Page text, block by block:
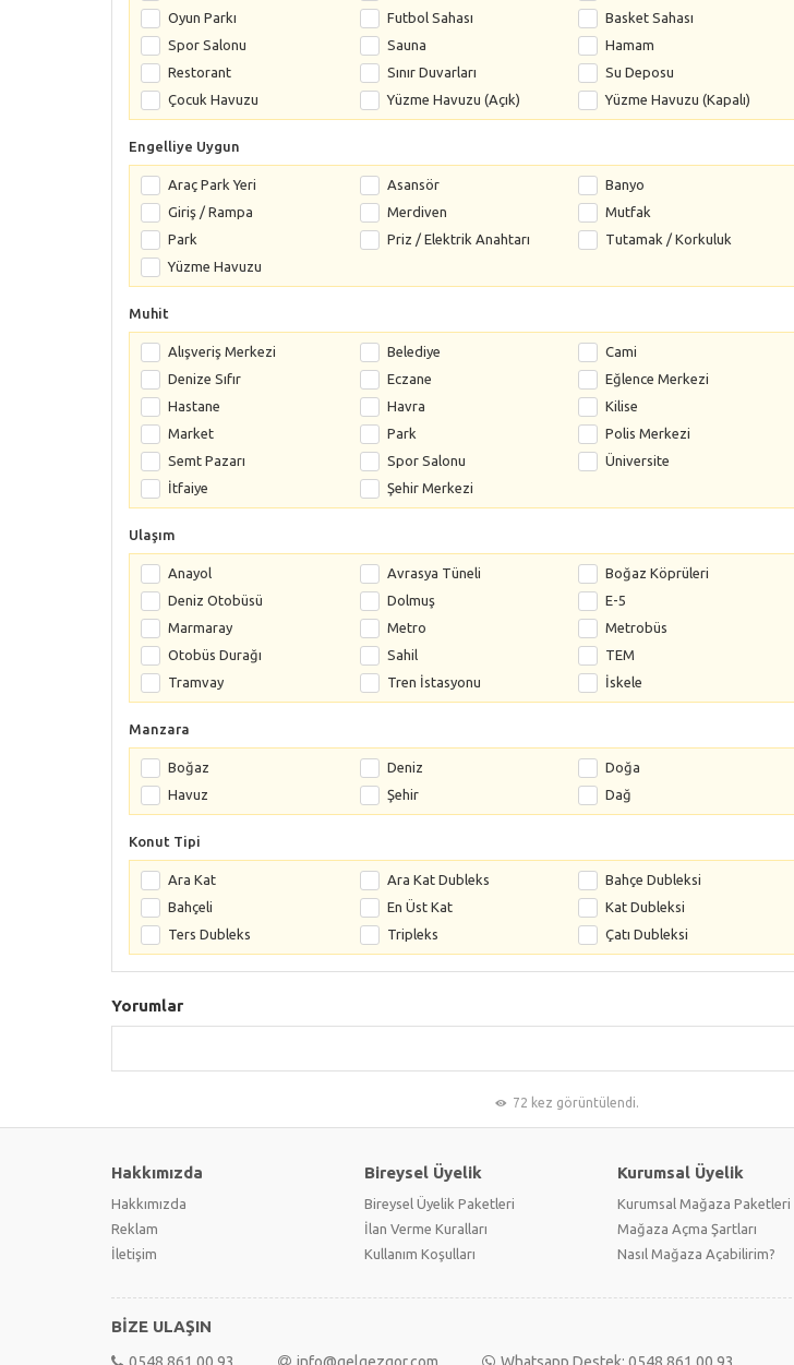
Oyun Parkı
Futbol Sahası Basket Sahası
Spor Salonu
Sauna Hamam
Restorant
Sınır Duvarları Su Deposu
Çocuk Havuzu
Yüzme Havuzu (Açık) Yüzme Havuzu (Kapalı)
Engelliye Uygun
Araç Park Yeri Asansör Banyo
Giriş / Rampa
Merdiven Mutfak
Park
Priz / Elektrik Anahtarı Tutamak / Korkuluk
Yüzme Havuzu
Muhit
Alışveriş Merkezi Belediye Cami
Denize Sıfır
Eczane Eğlence Merkezi
Hastane
Havra Kilise
Market
Park Polis Merkezi
Semt Pazarı
Spor Salonu Üniversite
İtfaiye
Şehir Merkezi
Ulaşım
Anayol Avrasya Tüneli Boğaz Köprüleri
Deniz Otobüsü
Dolmuş E-5
Marmaray
Metro Metrobüs
Otobüs Durağı
Sahil TEM
Tramvay
Tren İstasyonu İskele
Manzara
Boğaz Deniz Doğa
Havuz
Şehir Dağ
Konut Tipi
Ara Kat Ara Kat Dubleks Bahçe Dubleksi
Bahçeli
En Üst Kat Kat Dubleksi
Ters Dubleks
Tripleks Çatı Dubleksi
Yorumlar
72 kez görüntülendi.
Hakkımızda
Hakkımızda
Reklam
İletişim
Bireysel Üyelik
Bireysel Üyelik Paketleri
İlan Verme Kuralları
Kullanım Koşulları
Kurumsal Üyelik
Kurumsal Mağaza Paketleri
Mağaza Açma Şartları
Nasıl Mağaza Açabilirim?
BİZE ULAŞIN